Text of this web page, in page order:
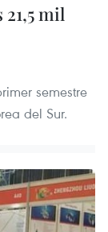
21,5 mil
semestre
del Sur.